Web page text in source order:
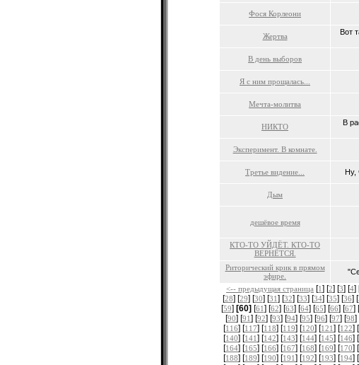
Фося Корлеони
Жертва
Вот
В день выборов
Я с ним прощалась...
Мечта-молитва
НИКТО
В
Эксперимент. В комнате.
Третье видение... Ну,
Дым
дешёвое время
КТО-ТО УЙДЁТ. КТО-ТО
ВЕРНЁТСЯ.
Риторический крик в прямом
эфире.
<-- предыдущая страница [1] [2] [3] [4]
[28] [29] [30] [31] [32] [33] [34] [35] [36] [
[59] [60] [61] [62] [63] [64] [65] [66] [67] [
[90] [91] [92] [93] [94] [95] [96] [97] [98]
[116] [117] [118] [119] [120] [121] [122] [
[140] [141] [142] [143] [144] [145] [146] [
[164] [165] [166] [167] [168] [169] [170] [
[188] [189] [190] [191] [192] [193] [194] [